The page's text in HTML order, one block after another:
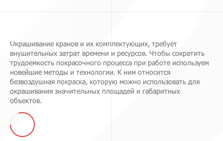
Окрашивание кранов и их комплектующих, требует
внушительных затрат времени и ресурсов. Чтобы сократить
трудоемкость покрасочного процесса при работе используем
новейшие методы и технологии. К ним относится
безвоздушная покраска, которую можно использовать для
окрашивания значительных площадей и габаритных
объектов.